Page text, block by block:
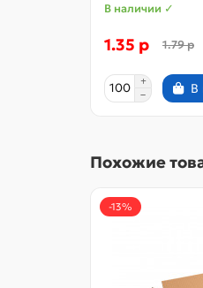
В наличии ✓
1.35 р 1.79 р
В
Похожие
-13%